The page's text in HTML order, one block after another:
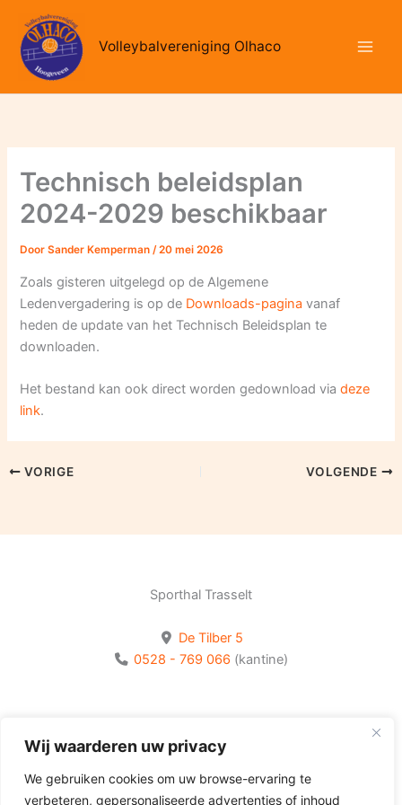
Wij waarderen uw privacy
We gebruiken cookies om uw browse-ervaring te
verbeteren, gepersonaliseerde advertenties of inhoud
naar
inhoud
Volleybalvereniging Olhaco
Technisch beleidsplan
2024-2029 beschikbaar
DoorSander Kemperman/20 mei 2026
Zoals gisteren uitgelegd op de Algemene
Ledenvergadering is op de Downloads-paginavanaf
heden de update van het Technisch Beleidsplan te
downloaden.
Het bestand kan ook direct worden gedownload viadeze
link.
VORIGE VOLGENDE
Sporthal Trasselt
De Tilber 5
0528 - 769 066 (kantine)
Volg Olhaco op Facebook
Volg Olhaco op Instagram